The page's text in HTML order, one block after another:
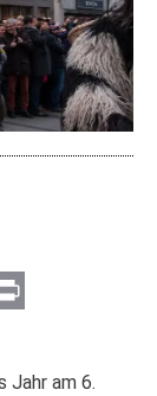
Jahr am 6.